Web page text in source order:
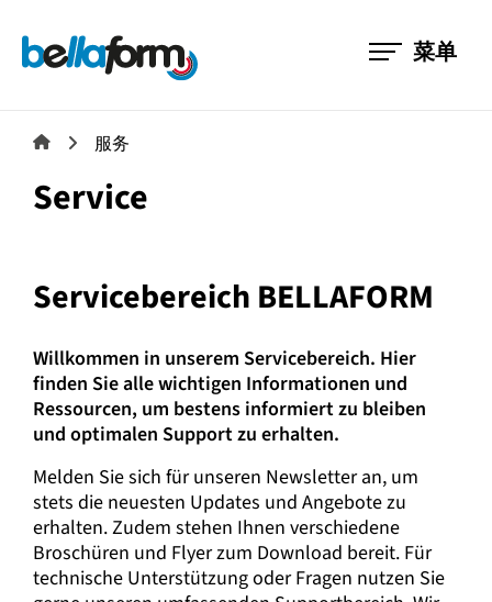
菜单
服务
Service
Servicebereich BELLAFORM
Willkommen in unserem Servicebereich. Hier
finden Sie alle wichtigen Informationen und
Ressourcen, um bestens informiert zu bleiben
und optimalen Support zu erhalten.
Melden Sie sich für unseren Newsletter an, um
stets die neuesten Updates und Angebote zu
erhalten. Zudem stehen Ihnen verschiedene
Broschüren und Flyer zum Download bereit. Für
technische Unterstützung oder Fragen nutzen Sie